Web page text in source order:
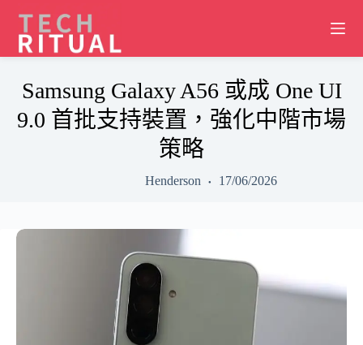
content
Samsung Galaxy A56 或成 One UI
9.0 首批支持裝置，強化中階市場
策略
Henderson 17/06/2026